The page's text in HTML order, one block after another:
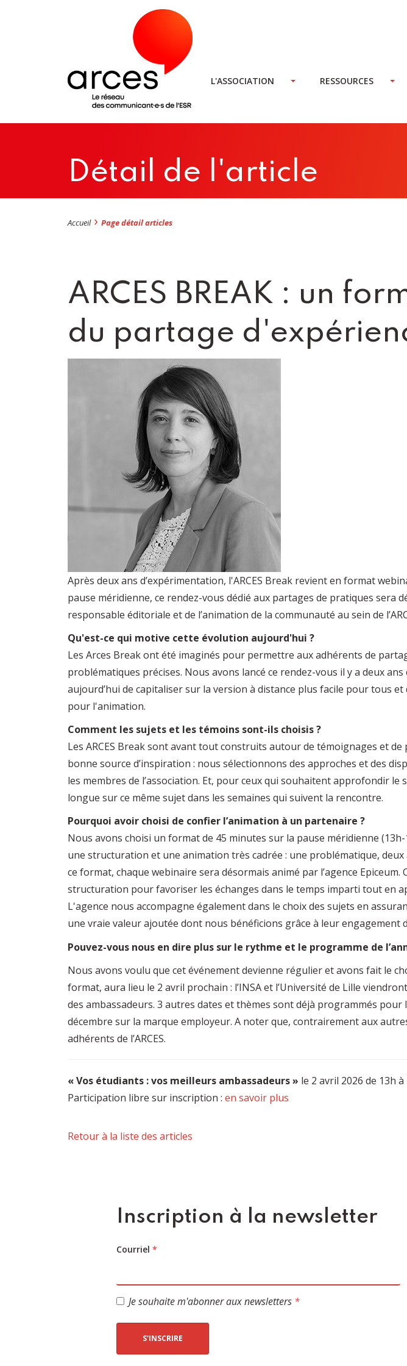
L'ASSOCIATION RESSOURCES
Détail de l'article
Accueil Page détail articles
ARCES BREAK : un
du partage
Après deux ans d’expérimentation, l'ARCES Break revient en format
pause méridienne, ce rendez-vous dédié aux partages de pratiques
responsable éditoriale et de l’animation de la communauté au sein de
Qu'est-ce qui motive cette évolution aujourd'hui ?
Les Arces Break ont été imaginés pour permettre aux adhérents de
problématiques précises. Nous avons lancé ce rendez-vous il y a deux
aujourd’hui de capitaliser sur la version à distance plus facile pour tous
pour l'animation.
Comment les sujets et les témoins sont-ils choisis ?
Les ARCES Break sont avant tout construits autour de témoignages et
bonne source d’inspiration : nous sélectionnons des approches et des
les membres de l’association. Et, pour ceux qui souhaitent approfondir
longue sur ce même sujet dans les semaines qui suivent la rencontre.
Pourquoi avoir choisi de confier l’animation à un partenaire ?
Nous avons choisi un format de 45 minutes sur la pause méridienne
une structuration et une animation très cadrée : une problématique,
ce format, chaque webinaire sera désormais animé par l’agence
structuration pour favoriser les échanges dans le temps imparti tout en
L'agence nous accompagne également dans le choix des sujets en
une vraie valeur ajoutée dont nous bénéficions grâce à leur engagement
Pouvez-vous nous en dire plus sur le rythme et le programme de
Nous avons voulu que cet événement devienne régulier et avons fait le
format, aura lieu le 2 avril prochain : l’INSA et l’Université de Lille
des ambassadeurs. 3 autres dates et thèmes sont déjà programmés
décembre sur la marque employeur. A noter que, contrairement aux
adhérents de l’ARCES.
« Vos étudiants : vos meilleurs ambassadeurs » le 2 avril 2026 de 13h à
Participation libre sur inscription : en savoir plus
Retour à la liste des articles
Inscription à la newsletter
Courriel *
Je souhaite m'abonner aux newsletters *
S'INSCRIRE